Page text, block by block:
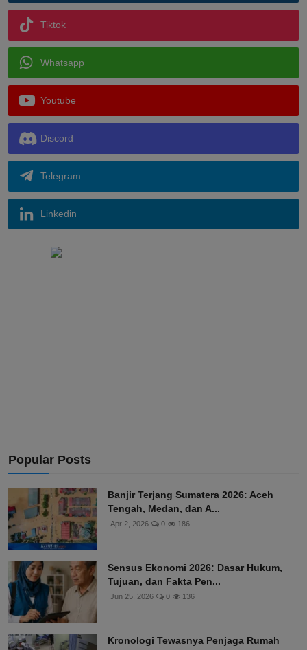
Tiktok
Whatsapp
Youtube
Discord
Telegram
Linkedin
Popular Posts
Banjir Terjang Sumatera 2026: Aceh
Tengah, Medan, dan A...
Apr 2, 2026 0 186
Sensus Ekonomi 2026: Dasar Hukum,
Tujuan, dan Fakta Pen...
Jun 25, 2026 0 136
Kronologi Tewasnya Penjaga Rumah